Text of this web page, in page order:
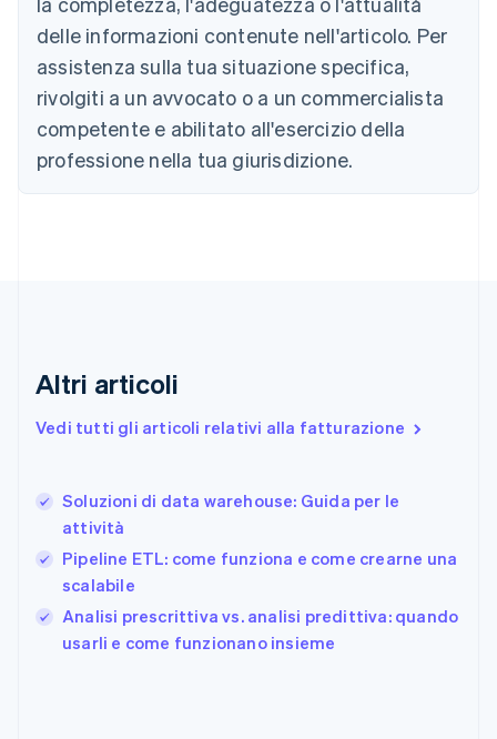
delle informazioni contenute nell'articolo. Per
assistenza sulla tua situazione specifica,
rivolgiti a un avvocato o a un commercialista
competente e abilitato all'esercizio della
professione nella tua giurisdizione.
Altri articoli
Vedi tutti gli articoli relativi alla fatturazione
Soluzioni di data warehouse: Guida per le
attività
Pipeline ETL: come funziona e come crearne una
scalabile
Analisi prescrittiva vs. analisi predittiva: quando
usarli e come funzionano insieme
Canada
EnglishFrançais
Cina continentale
简体中文
Cipro
English
Croazia
Danimarca
Francia
Germania
日本語English
Gibilterra
Grecia
English
India
Irlanda